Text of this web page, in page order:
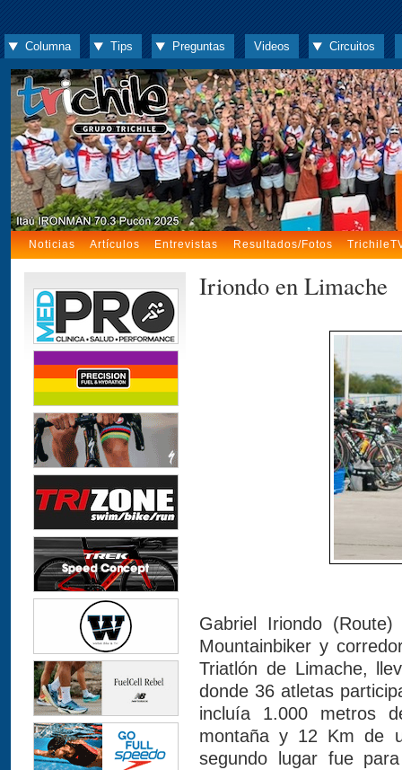
Columna Tips Preguntas Videos Circuitos
Noticias Artículos Entrevistas Resultados/Fotos
Iriondo en Limache
Gabriel Iriondo
Mountainbiker y
Triatlón de Limache,
donde 36 atletas
incluía 1.000 metros
montaña y 12 Km de
segundo lugar fue